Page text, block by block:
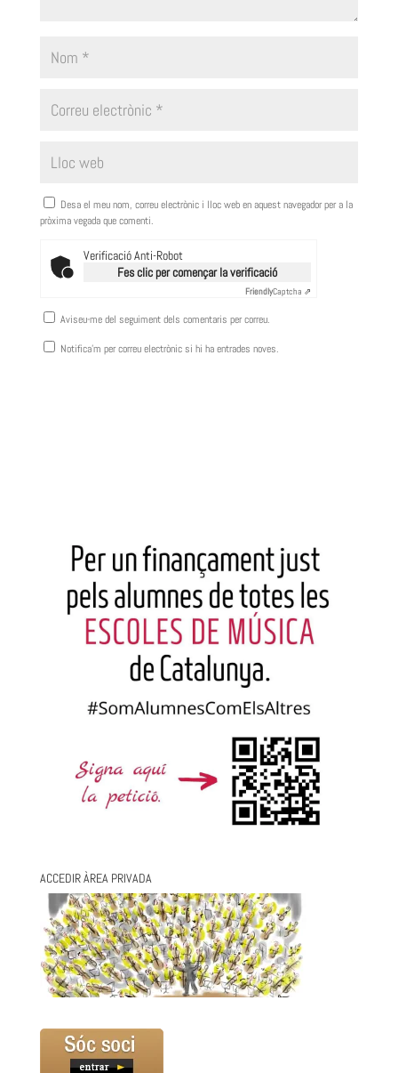
Desa el meu nom, correu electrònic i lloc web en aquest navegador per a la
pròxima vegada que comenti.
Verificació Anti-Robot
Fes clic per començar la verificació
FriendlyCaptcha ⇗
Aviseu-me del seguiment dels comentaris per correu.
Notifica'm per correu electrònic si hi ha entrades noves.
ACCEDIR ÀREA PRIVADA